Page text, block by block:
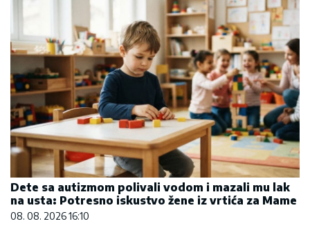
Dete sa autizmom polivali vodom i mazali mu lak
na usta: Potresno iskustvo žene iz vrtića za Mame
08. 08. 2026 16:10